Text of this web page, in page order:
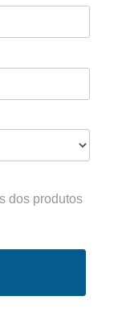
dos produtos